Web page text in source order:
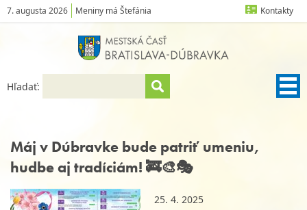
7. augusta 2026 Meniny má Štefánia Kontakty
Hľadať:
Máj v Dúbravke bude patriť umeniu,
hudbe aj tradíciám! 🚒🎨🎭
25. 4. 2025